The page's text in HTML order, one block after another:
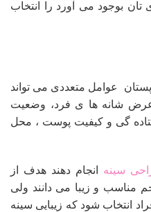
بوجود می آورد را انتخاب
پستان عوامل متعددی می تواند
،عرض شانه ها ی فرد، وضعیت
گی و کیفیت پوست ، محل
سینه انجام دهند هدف از
مناسب و زیبا می دانند ولی
انتخاب شود که زیبایی سینه